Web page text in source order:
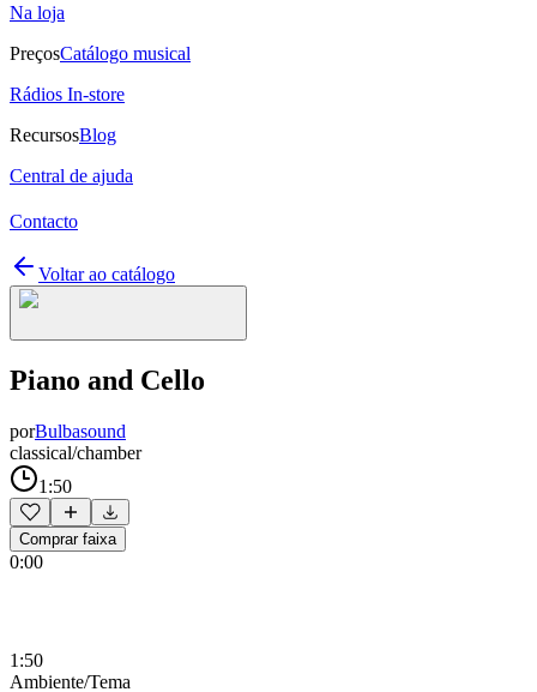
Na loja
PreçosCatálogo musical
Rádios In-store
RecursosBlog
Central de ajuda
Contacto
Voltar ao catálogo
Piano and Cello
porBulbasound
classical/chamber
1:50
Comprar faixa
0:00
1:50
Ambiente/Tema